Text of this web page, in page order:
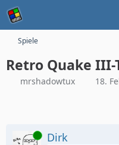
Spiele
Retro Quake
mrshadowtux 18.
Online Dirk